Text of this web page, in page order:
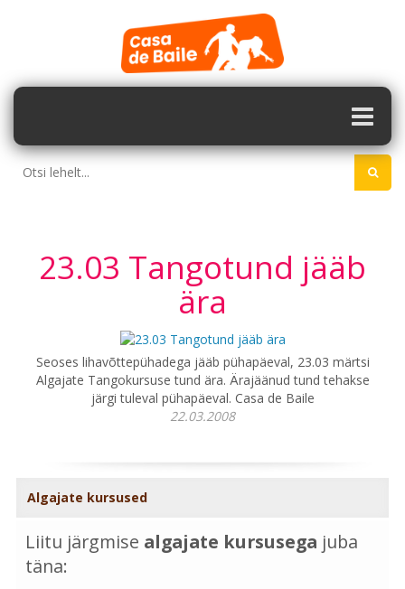
23.03 Tangotund jääb
ära
Seoses lihavõttepühadega jääb pühapäeval, 23.03 märtsi
Algajate Tangokursuse tund ära. Ärajäänud tund tehakse
järgi tuleval pühapäeval. Casa de Baile
22.03.2008
Algajate kursused
Liitu järgmise algajate kursusega juba
täna: